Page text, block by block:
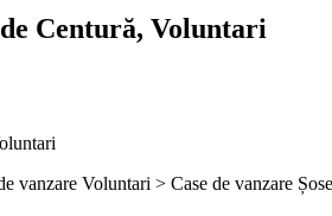
de Centură, Voluntari
vanzare Voluntari > Case de vanzare